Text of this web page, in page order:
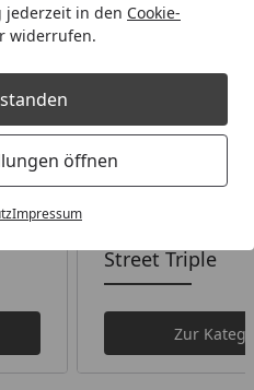
jederzeit in den Cookie-
widerrufen.
öffnen
Impressum
Street Triple
Zur